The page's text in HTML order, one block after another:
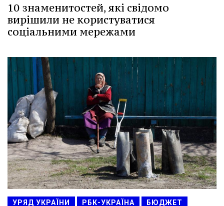
10 знаменитостей, які свідомо
вирішили не користуватися
соціальними мережами
УРЯД УКРАЇНИ РБК-УКРАЇНА БЮДЖЕТ